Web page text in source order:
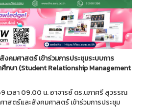
งคมศาสตร์เข้าร่วมการประชุมระบบการ
กษา (Student Relationship Management
เวลา 09.00 น. อาจารย์ ดร.นภาศรี สุวรรณ
สตร์และสังคมศาสตร์ เข้าร่วมการประชุม